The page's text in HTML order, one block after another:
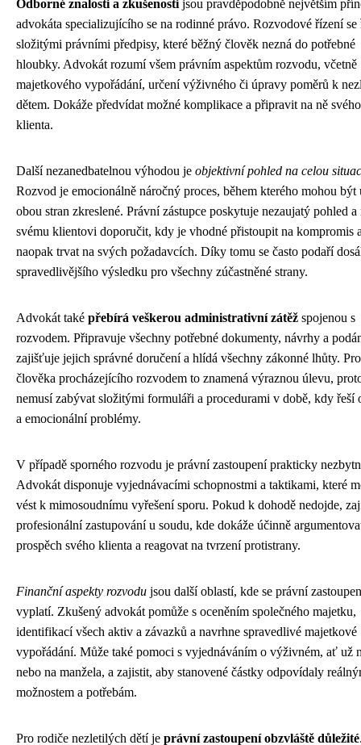
Odborné znalosti a zkušenosti jsou pravděpodobně největším
advokáta specializujícího se na rodinné právo. Rozvodové řízení se
složitými právními předpisy, které běžný člověk nezná do potřebné
hloubky. Advokát rozumí všem právním aspektům rozvodu, včetně
majetkového vypořádání, určení výživného či úpravy poměrů k
dětem. Dokáže předvídat možné komplikace a připravit na ně svého
klienta.
Další nezanedbatelnou výhodou je objektivní pohled na celou
Rozvod je emocionálně náročný proces, během kterého mohou být
obou stran zkreslené. Právní zástupce poskytuje nezaujatý pohled a
svému klientovi doporučit, kdy je vhodné přistoupit na kompromis
naopak trvat na svých požadavcích. Díky tomu se často podaří
spravedlivějšího výsledku pro všechny zúčastněné strany.
Advokát také přebírá veškerou administrativní zátěž spojenou s
rozvodem. Připravuje všechny potřebné dokumenty, návrhy a
zajišťuje jejich správné doručení a hlídá všechny zákonné lhůty. Pro
člověka procházejícího rozvodem to znamená výraznou úlevu,
nemusí zabývat složitými formuláři a procedurami v době, kdy řeší
a emocionální problémy.
V případě sporného rozvodu je právní zastoupení prakticky
Advokát disponuje vyjednávacími schopnostmi a taktikami, které
vést k mimosoudnímu vyřešení sporu. Pokud k dohodě nedojde,
profesionální zastupování u soudu, kde dokáže účinně
prospěch svého klienta a reagovat na tvrzení protistrany.
Finanční aspekty rozvodu jsou další oblastí, kde se právní
vyplatí. Zkušený advokát pomůže s oceněním společného majetku,
identifikací všech aktiv a závazků a navrhne spravedlivé majetkové
vypořádání. Může také pomoci s vyjednáváním o výživném, ať už
nebo na manžela, a zajistit, aby stanovené částky odpovídaly
možnostem a potřebám.
Pro rodiče nezletilých dětí je právní zastoupení obzvláště důležité